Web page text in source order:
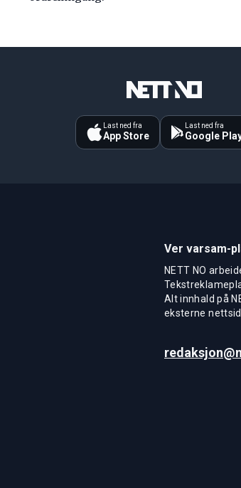
Last ned fra
App Store
Last ned fra
Google
Ver varsam-
NETT NO
Alt innhald på
eksterne